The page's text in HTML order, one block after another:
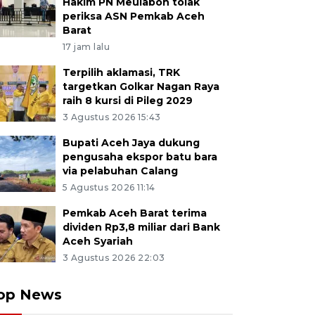
periksa ASN Pemkab Aceh
Barat
17 jam lalu
Terpilih aklamasi, TRK
targetkan Golkar Nagan Raya
raih 8 kursi di Pileg 2029
3 Agustus 2026 15:43
Bupati Aceh Jaya dukung
pengusaha ekspor batu bara
via pelabuhan Calang
5 Agustus 2026 11:14
Pemkab Aceh Barat terima
dividen Rp3,8 miliar dari Bank
Aceh Syariah
3 Agustus 2026 22:03
News